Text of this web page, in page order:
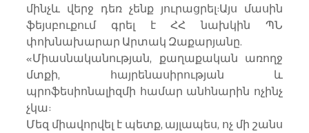
մինչև վերջ դեռ չենք յուրացրել:Այս մասին
ֆեյսբուքում գրել է ՀՀ նախկին ՊՆ
փոխնախարար Արտակ Զաքարյանը.
«Միասնականության, քաղաքական առողջ
մտքի, հայրենասիրության և
պրոֆեսիոնալիզմի համար անհնարին ոչինչ
չկա:
Մեզ միավորվել է պետք, այլապես, ոչ մի շանս